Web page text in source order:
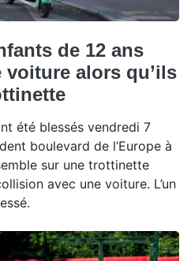
de 12 ans
voiture alors qu’ils
été blessés vendredi 7
boulevard de l’Europe à
sur une trottinette
avec une voiture. L’un